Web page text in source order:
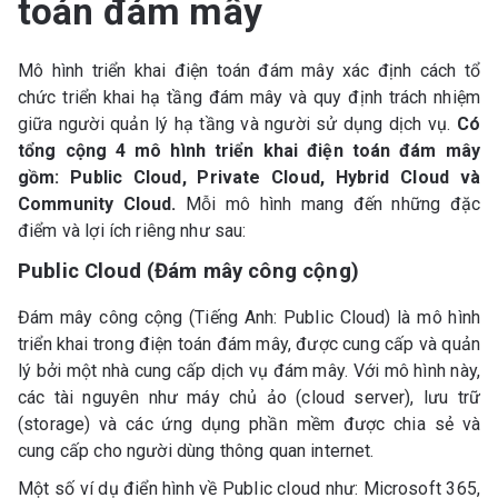
toán đám mây
Mô hình triển khai điện toán đám mây xác định cách tổ
chức triển khai hạ tầng đám mây và quy định trách nhiệm
giữa người quản lý hạ tầng và người sử dụng dịch vụ. Có
tổng cộng 4 mô hình triển khai điện toán đám mây
gồm: Public Cloud, Private Cloud, Hybrid Cloud và
Community Cloud. Mỗi mô hình mang đến những đặc
điểm và lợi ích riêng như sau:
Public Cloud (Đám mây công cộng)
Đám mây công cộng (Tiếng Anh: Public Cloud) là mô hình
triển khai trong điện toán đám mây, được cung cấp và quản
lý bởi một nhà cung cấp dịch vụ đám mây. Với mô hình này,
các tài nguyên như máy chủ ảo (cloud server), lưu trữ
(storage) và các ứng dụng phần mềm được chia sẻ và
cung cấp cho người dùng thông quan internet.
Một số ví dụ điển hình về Public cloud như: Microsoft 365,